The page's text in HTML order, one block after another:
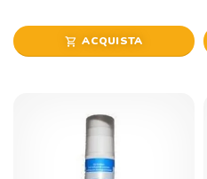
shopping_cart ACQUISTA